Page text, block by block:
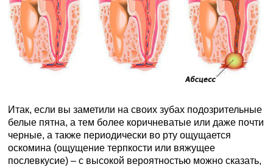
Итак, если вы заметили на своих зубах подозрительные
белые пятна, а тем более коричневатые или даже почти
черные, а также периодически во рту ощущается
оскомина (ощущение терпкости или вяжущее
послевкусие) – с высокой вероятностью можно сказать,